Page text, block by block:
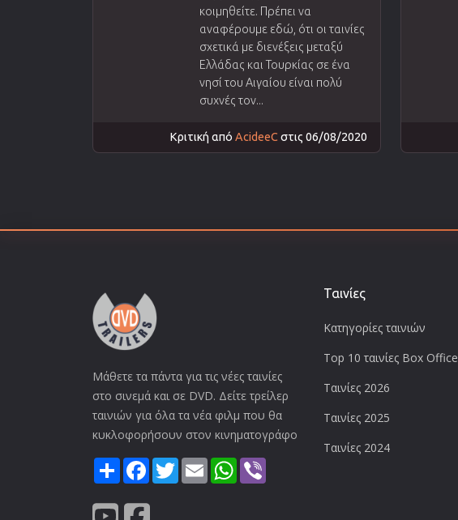
κοιμηθείτε. Πρέπει να
αναφέρουμε εδώ, ότι οι ταινίες
σχετικά με διενέξεις μεταξύ
Ελλάδας και Τουρκίας σε ένα
νησί του Αιγαίου είναι πολύ
συχνές τον...
Κριτική από AcideeC στις 06/08/2020
Μάθετε τα πάντα για τις νέες ταινίες
στο σινεμά και σε DVD. Δείτε τρείλερ
ταινιών για όλα τα νέα φιλμ που θα
κυκλοφορήσουν στον κινηματογράφο
ShareFacebook
TwitterEmail WhatsApp
Ταινίες
Κατηγορίες ταινιών
Top 10 ταινίες Box Office
Ταινίες 2026
Ταινίες 2025
Ταινίες 2024